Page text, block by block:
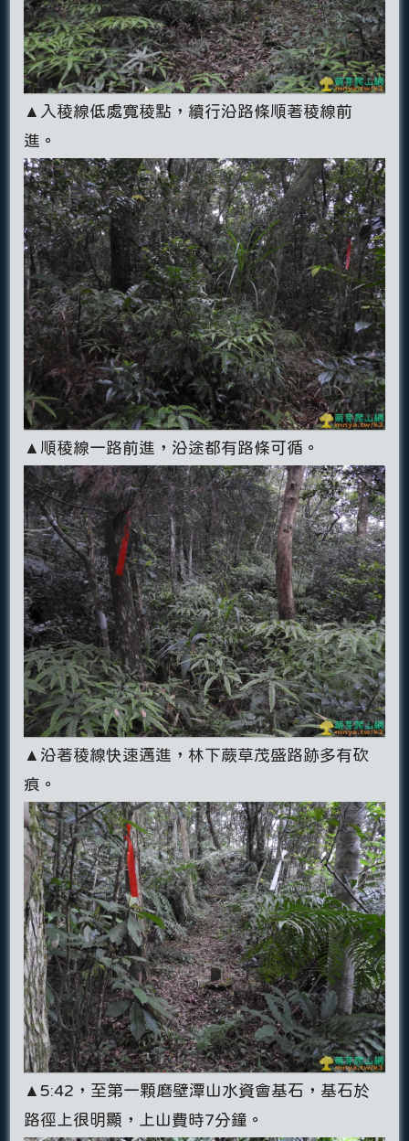
▲入稜線低處寬稜點，續行沿路條順著稜線前
進。
▲順稜線一路前進，沿途都有路條可循。
▲沿著稜線快速邁進，林下蕨草茂盛路跡多有砍
痕。
▲5:42，至第一顆磨壁潭山水資會基石，基石於
路徑上很明顯，上山費時7分鐘。